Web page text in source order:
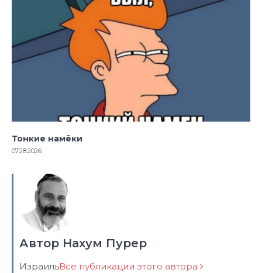
Тонкие намёки
07.28.2026
Автор Нахум Пурер
ИзраильВсе публикации этого автора